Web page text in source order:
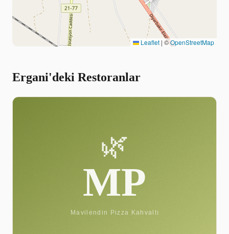
Leaflet | ©OpenStreetMap
Ergani'deki Restoranlar